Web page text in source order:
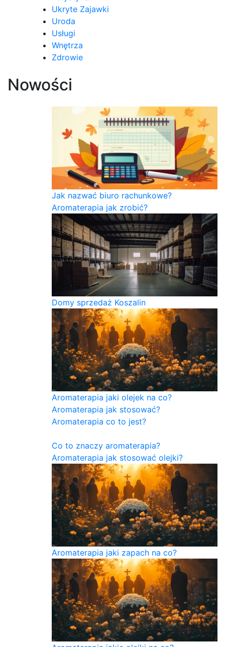
Ukryte Zajawki
Uroda
Usługi
Wnętrza
Zdrowie
Nowości
Jak nazwać biuro rachunkowe?
Aromaterapia jak zrobić?
Domy sprzedaż Koszalin
Aromaterapia jaki olejek na co?
Aromaterapia jak stosować?
Aromaterapia co to jest?
Co to znaczy aromaterapia?
Aromaterapia jak stosować olejki?
Aromaterapia jaki zapach na co?